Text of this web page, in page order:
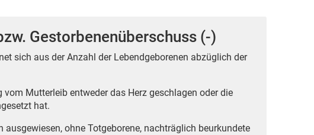
Gestorbenenüberschuss (-)
sich aus der Anzahl der Lebendgeborenen abzüglich der
Mutterleib entweder das Herz geschlagen oder die
hat.
ohne Totgeborene, nachträglich beurkundete